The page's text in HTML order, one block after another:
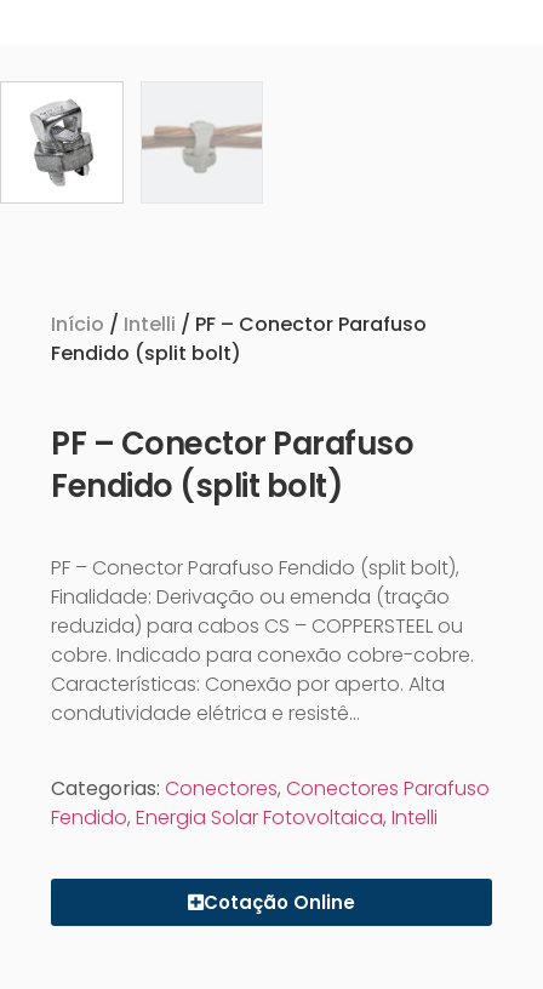
Início / Intelli / PF – Conector Parafuso
Fendido (split bolt)
PF – Conector Parafuso
Fendido (split bolt)
PF – Conector Parafuso Fendido (split bolt),
Finalidade: Derivação ou emenda (tração
reduzida) para cabos CS – COPPERSTEEL ou
cobre. Indicado para conexão cobre-cobre.
Características: Conexão por aperto. Alta
condutividade elétrica e resistê…
Categorias: Conectores, Conectores Parafuso
Fendido, Energia Solar Fotovoltaica, Intelli
Cotação Online